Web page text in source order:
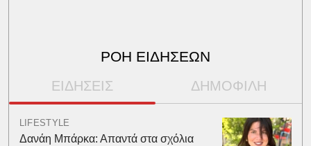
ΡΟΗ ΕΙΔΗΣΕΩΝ
ΕΙΔΗΣΕΙΣ ΔΗΜΟΦΙΛΗ
LIFESTYLE
Δανάη Μπάρκα: Απαντά στα σχόλια